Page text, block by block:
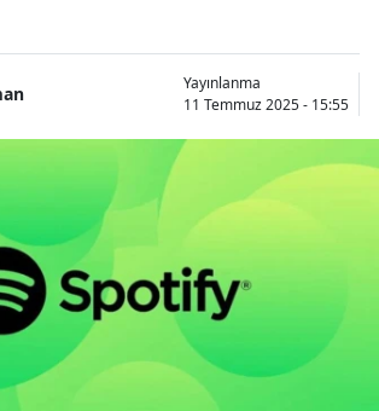
Yayınlanma
11 Temmuz 2025 - 15:55